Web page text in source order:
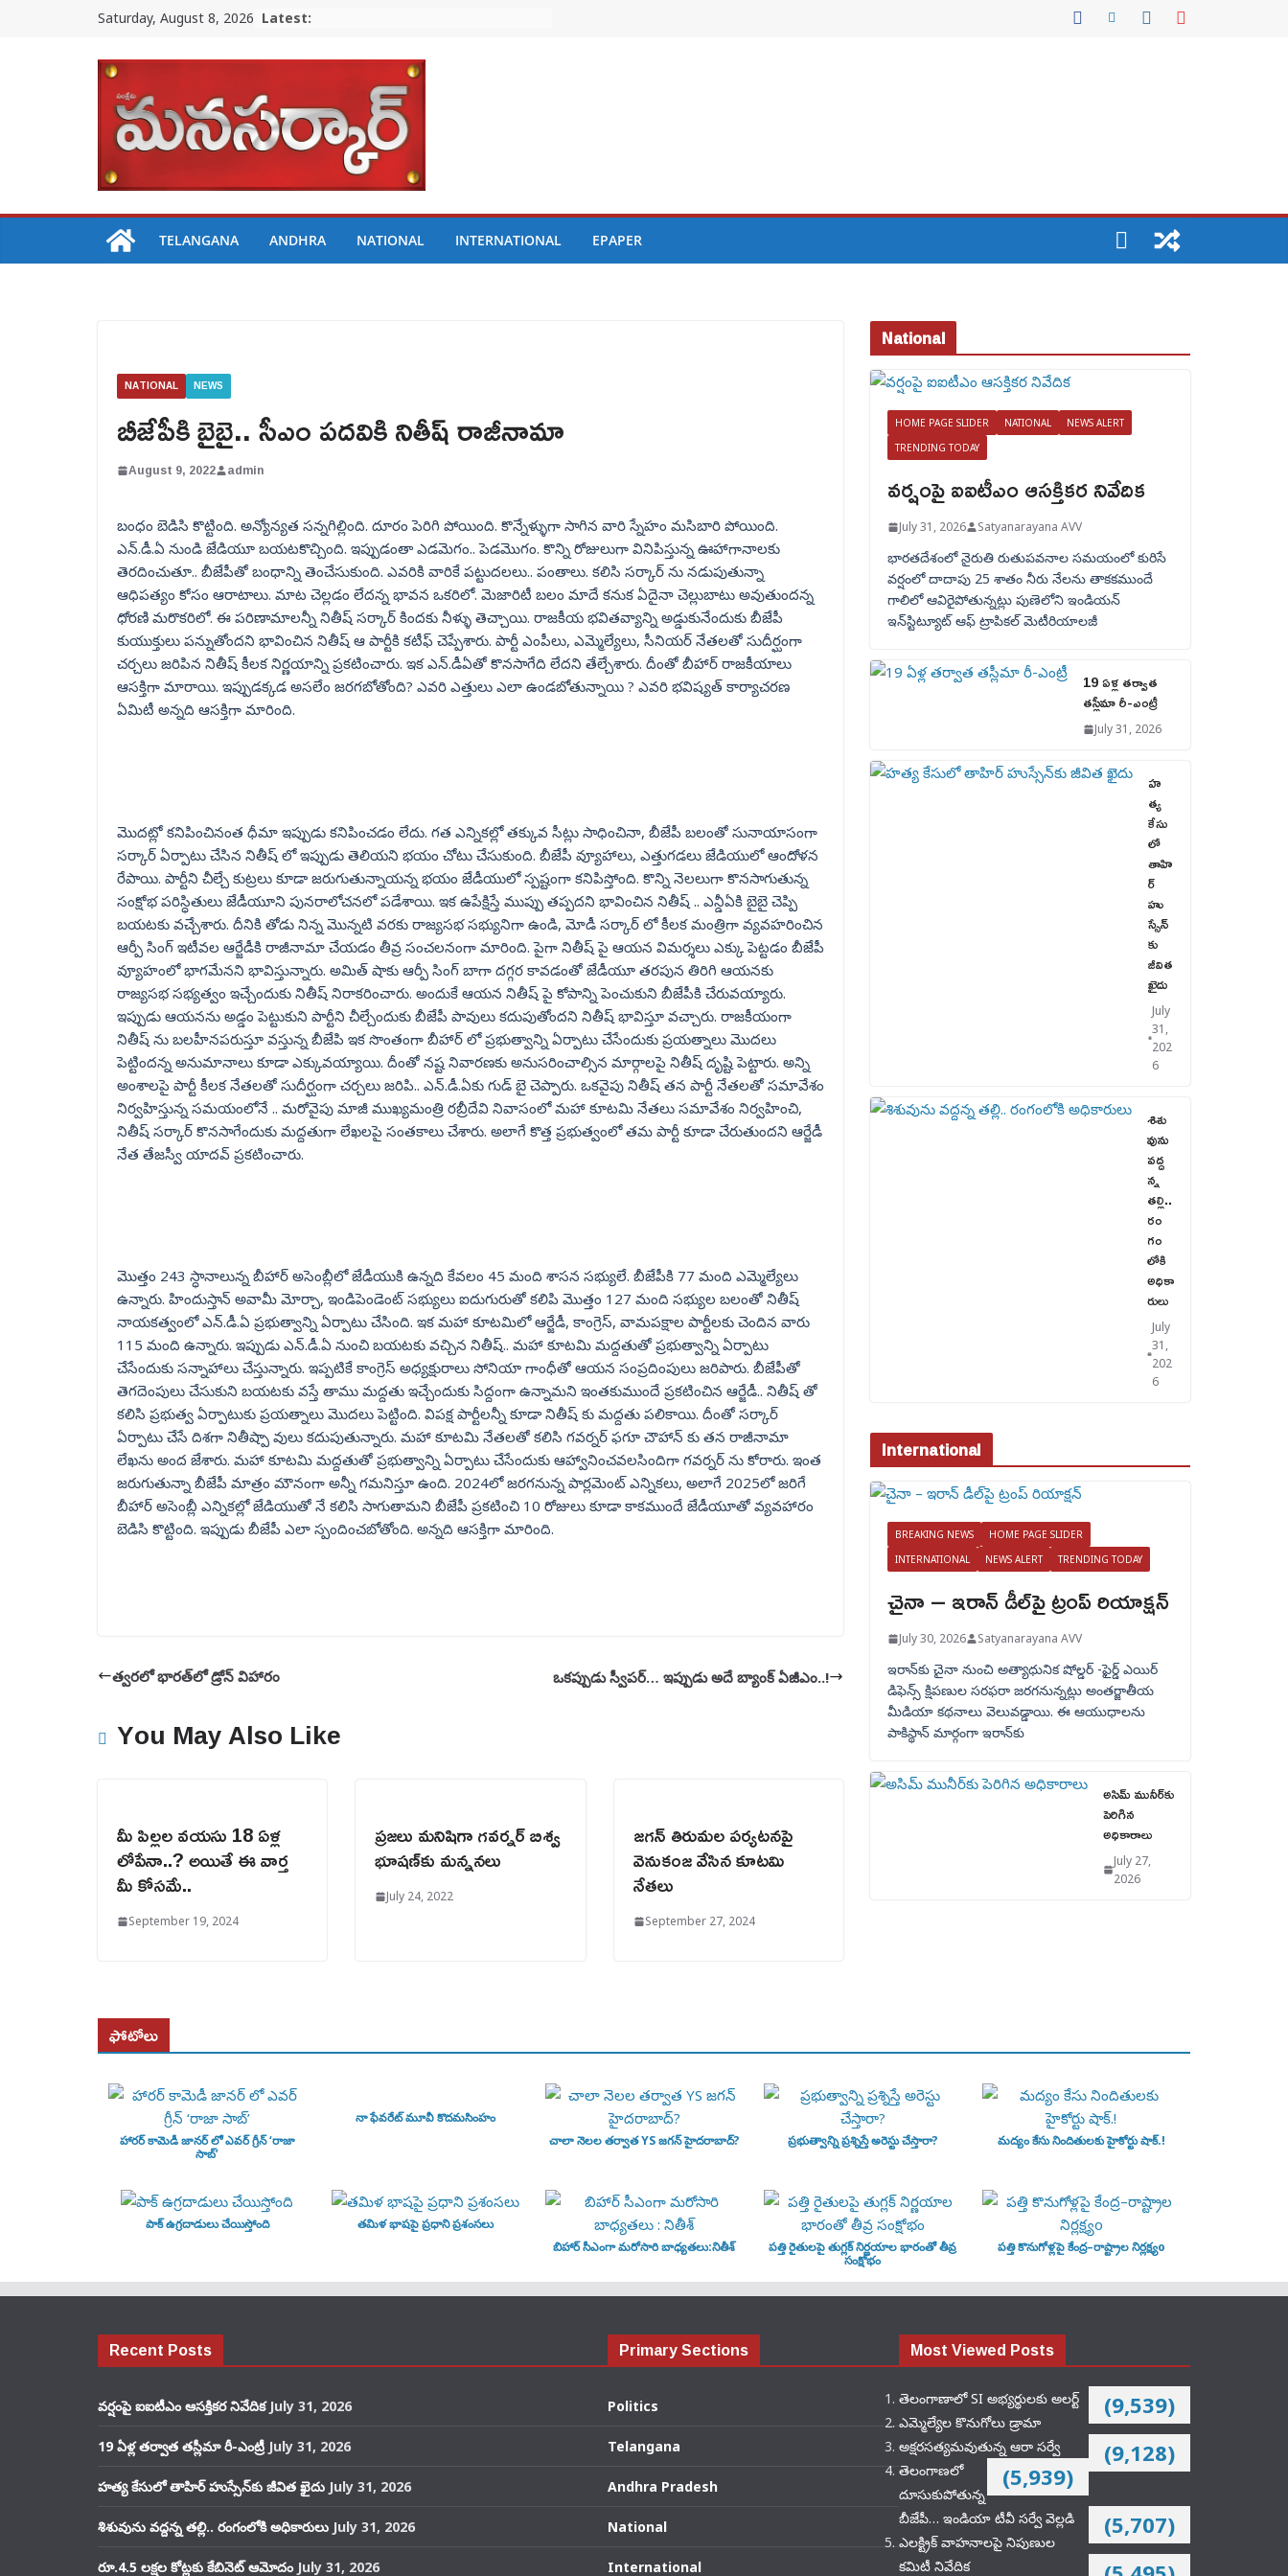
Saturday, August 8, 2026 Latest:
TELANGANA ANDHRA NATIONAL INTERNATIONAL EPAPER
NATIONAL NEWS
బీజేపీకి బైబై.. సీఎం పదవికి నితీష్ రాజీనామా
August 9, 2022 admin
బంధం బెడిసి కొట్టింది. అన్యోన్యత సన్నగిల్లింది. దూరం పెరిగి పోయింది. కొన్నేళ్ళుగా సాగిన వారి స్నేహం మసిబారి పోయింది.
ఎన్.డీ.ఏ నుండి జేడియూ బయటకొచ్చింది. ఇప్పుడంతా ఎడమెగం.. పెడమొగం. కొన్ని రోజులుగా వినిపిస్తున్న ఊహాగానాలకు
తెరదించుతూ.. బీజేపీతో బంధాన్ని తెంచేసుకుంది. ఎవరికి వారికే పట్టుదలలు.. పంతాలు. కలిసి సర్కార్ ను నడుపుతున్నా
ఆధిపత్యం కోసం ఆరాటాలు. మాట చెల్లడం లేదన్న భావన ఒకరిలో. మెజారిటీ బలం మాదే కనుక ఏదైనా చెల్లుబాటు అవుతుందన్న
ధోరణి మరొకరిలో. ఈ పరిణామాలన్నీ నితీష్ సర్కార్ కిందకు నీళ్ళు తెచ్చాయి. రాజకీయ భవితవ్యాన్ని అడ్డుకునేందుకు బీజేపీ
కుయుక్తులు పన్నుతోందని భావించిన నితీష్ ఆ పార్టీకి కటీఫ్ చెప్పేశారు. పార్టీ ఎంపీలు, ఎమ్మెల్యేలు, సీనియర్ నేతలతో సుదీర్ఘంగా
చర్చలు జరిపిన నితీష్ కీలక నిర్ణయాన్ని ప్రకటించారు. ఇక ఎన్.డీఏతో కొనసాగేది లేదని తేల్చేశారు. దీంతో బీహార్ రాజకీయాలు
ఆసక్తిగా మారాయి. ఇప్పుడక్కడ అసలేం జరగబోతోంది? ఎవరి ఎత్తులు ఎలా ఉండబోతున్నాయి ? ఎవరి భవిష్యత్ కార్యాచరణ
ఏమిటీ అన్నది ఆసక్తిగా మారింది.
మొదట్లో కనిపించినంత ధీమా ఇప్పుడు కనిపించడం లేదు. గత ఎన్నికల్లో తక్కువ సీట్లు సాధించినా, బీజేపీ బలంతో సునాయాసంగా
సర్కార్ ఏర్పాటు చేసిన నితీష్ లో ఇప్పుడు తెలియని భయం చోటు చేసుకుంది. బీజేపీ వ్యూహాలు, ఎత్తుగడలు జేడియులో ఆందోళన
రేపాయి. పార్టీని చీల్చే కుట్రలు కూడా జరుగుతున్నాయన్న భయం జేడీయులో స్పష్టంగా కనిపిస్తోంది. కొన్ని నెలలుగా కొనసాగుతున్న
సంక్షోభ పరిస్ధితులు జేడీయూని పునరాలోచనలో పడేశాయి. ఇక ఉపేక్షిస్తే ముప్పు తప్పదని భావించిన నితీష్ .. ఎన్డీఏకి బైబై చెప్పి
బయటకు వచ్చేశారు. దీనికి తోడు నిన్న మొన్నటి వరకు రాజ్యసభ సభ్యునిగా ఉండి, మోడీ సర్కార్ లో కీలక మంత్రిగా వ్యవహరించిన
ఆర్పీ సింగ్ ఇటీవల ఆర్జేడీకి రాజీనామా చేయడం తీవ్ర సంచలనంగా మారింది. పైగా నితీష్ పై ఆయన విమర్శలు ఎక్కు పెట్టడం బీజేపీ
వ్యూహంలో భాగమేనని భావిస్తున్నారు. అమిత్ షాకు ఆర్పీ సింగ్ బాగా దగ్గర కావడంతో జేడీయూ తరపున తిరిగి ఆయనకు
రాజ్యసభ సభ్యత్వం ఇచ్చేందుకు నితీష్ నిరాకరించారు. అందుకే ఆయన నితీష్ పై కోపాన్ని పెంచుకుని బీజేపీకి చేరువయ్యారు.
ఇప్పుడు ఆయనను అడ్డం పెట్టుకుని పార్టీని చీల్చేందుకు బీజేపీ పావులు కదుపుతోందని నితీష్ భావిస్తూ వచ్చారు. రాజకీయంగా
నితీష్ ను బలహీనపరుస్తూ వస్తున్న బీజేపి ఇక సొంతంగా బీహార్ లో ప్రభుత్వాన్ని ఏర్పాటు చేసేందుకు ప్రయత్నాలు మొదలు
పెట్టిందన్న అనుమానాలు కూడా ఎక్కువయ్యాయి. దీంతో నష్ట నివారణకు అనుసరించాల్సిన మార్గాలపై నితీష్ దృష్టి పెట్టారు. అన్ని
అంశాలపై పార్టీ కీలక నేతలతో సుదీర్ఘంగా చర్చలు జరిపి.. ఎన్.డీ.ఏకు గుడ్ బై చెప్పారు. ఒకవైపు నితీష్ తన పార్టీ నేతలతో సమావేశం
నిర్వహిస్తున్న సమయంలోనే .. మరోవైపు మాజీ ముఖ్యమంత్రి రబ్రీదేవి నివాసంలో మహా కూటమి నేతలు సమావేశం నిర్వహించి,
నితీష్ సర్కార్ కొనసాగేందుకు మద్దతుగా లేఖలపై సంతకాలు చేశారు. అలాగే కొత్త ప్రభుత్వంలో తమ పార్టీ కూడా చేరుతుందని ఆర్జేడీ
నేత తేజస్వీ యాదవ్ ప్రకటించారు.
మొత్తం 243 స్ధానాలున్న బీహార్ అసెంబ్లీలో జేడీయుకి ఉన్నది కేవలం 45 మంది శాసన సభ్యులే. బీజేపీకి 77 మంది ఎమ్మెల్యేలు
ఉన్నారు. హిందుస్తాన్ అవామీ మోర్చా, ఇండిపెండెంట్ సభ్యులు ఐదుగురుతో కలిపి మొత్తం 127 మంది సభ్యుల బలంతో నితీష్
నాయకత్వంలో ఎన్.డీ.ఏ ప్రభుత్వాన్ని ఏర్పాటు చేసింది. ఇక మహా కూటమిలో ఆర్జేడీ, కాంగ్రెస్, వామపక్షాల పార్టీలకు చెందిన వారు
115 మంది ఉన్నారు. ఇప్పుడు ఎన్.డీ.ఏ నుంచి బయటకు వచ్చిన నితీష్.. మహా కూటమి మద్దతుతో ప్రభుత్వాన్ని ఏర్పాటు
చేసేందుకు సన్నాహాలు చేస్తున్నారు. ఇప్పటికే కాంగ్రెస్ అధ్యక్షురాలు సోనియా గాంధీతో ఆయన సంప్రదింపులు జరిపారు. బీజేపీతో
తెగదెంపులు చేసుకుని బయటకు వస్తే తాము మద్దతు ఇచ్చేందుకు సిద్దంగా ఉన్నామని ఇంతకుముందే ప్రకటించిన ఆర్జేడీ.. నితీష్ తో
కలిసి ప్రభుత్వ ఏర్పాటుకు ప్రయత్నాలు మొదలు పెట్టింది. విపక్ష పార్టీలన్నీ కూడా నితీష్ కు మద్దతు పలికాయి. దీంతో సర్కార్
ఏర్పాటు చేసే దిశగా నితీష్పా వులు కదుపుతున్నారు. మహా కూటమి నేతలతో కలిసి గవర్నర్ ఫగూ చౌహాన్ కు తన రాజీనామా
లేఖను అంద జేశారు. మహా కూటమి మద్దతుతో ప్రభుత్వాన్ని ఏర్పాటు చేసేందుకు ఆహ్వానించవలసిందిగా గవర్నర్ ను కోరారు. ఇంత
జరుగుతున్నా బీజేపీ మాత్రం మౌనంగా అన్నీ గమనిస్తూ ఉంది. 2024లో జరగనున్న పార్లమెంట్ ఎన్నికలు, అలాగే 2025లో జరిగే
బీహార్ అసెంబ్లీ ఎన్నికల్లో జేడియుతో నే కలిసి సాగుతామని బీజేపీ ప్రకటించి 10 రోజులు కూడా కాకముందే జేడీయూతో వ్యవహారం
బెడిసి కొట్టింది. ఇప్పుడు బీజేపీ ఎలా స్పందించబోతోంది. అన్నది ఆసక్తిగా మారింది.
త్వరలో భారత్‌లో డ్రోన్ విహారం ఒకప్పుడు స్వీపర్‌… ఇప్పుడు అదే బ్యాంక్‌ ఏజీఎం..!
You May Also Like
మీ పిల్లల వయసు 18 ఏళ్ల
లోపేనా..? అయితే ఈ వార్త
మీ కోసమే..
September 19, 2024
ప్రజలు మనిషిగా గవర్నర్ బిశ్వ
భూషణ్‌కు మన్ననలు
July 24, 2022
జగన్ తిరుమల పర్యటనపై
వెనుకంజ వేసిన కూటమి
నేతలు
September 27, 2024
National
HOME PAGE SLIDER NATIONAL
NEWS ALERT
TRENDING TODAY
వర్షంపై ఐఐటీఎం ఆసక్తికర నివేదిక
July 31, 2026 Satyanarayana AVV
భారతదేశంలో నైరుతి రుతుపవనాల సమయంలో కురిసే
వర్షంలో దాదాపు 25 శాతం నీరు నేలను తాకకముందే
గాలిలో ఆవిరైపోతున్నట్లు పుణెలోని ఇండియన్
ఇన్‌స్టిట్యూట్ ఆఫ్ ట్రాపికల్ మెటీరియాలజీ
19 ఏళ్ల తర్వాత
తస్లీమా రీ-ఎంట్రీ
July 31, 2026
హ
త్య
కేసు
లో
తాహి
ర్
హు
స్సేన్‌
కు
జీవిత
ఖైదు
July
31,
202
6
శిశు
వును
వద్ద
న్న
తల్లి..
రం
గం
లోకి
అధికా
రులు
July
31,
202
6
International
BREAKING NEWS
HOME PAGE SLIDER
INTERNATIONAL
NEWS ALERT TRENDING TODAY
చైనా – ఇరాన్ డీల్‌పై ట్రంప్ రియాక్షన్
July 30, 2026 Satyanarayana AVV
ఇరాన్‌కు చైనా నుంచి అత్యాధునిక షోల్డర్‌ -ఫైర్డ్ ఎయిర్
డిఫెన్స్ క్షిపణుల సరఫరా జరగనున్నట్లు అంతర్జాతీయ
మీడియా కథనాలు వెలువడ్డాయి. ఈ ఆయుధాలను
పాకిస్థాన్‌ మార్గంగా ఇరాన్‌కు
అసిమ్ మునీర్‌కు
పెరిగిన
అధికారాలు
July 27,
2026
ఫోటోలు
హారర్ కామెడీ జానర్ లో ఎవర్ గ్రీన్ ‘రాజా
సాబ్’
నా ఫేవరేట్ మూవీ కొదమసింహం
చాలా నెలల తర్వాత YS జగన్ హైదరాబాద్?
ప్రభుత్వాన్ని ప్రశ్నిస్తే అరెస్టు చేస్తారా? మద్యం కేసు నిందితులకు హైకోర్టు షాక్.!
పాక్ ఉగ్రదాడులు చేయిస్తోంది
తమిళ భాషపై ప్రధాని ప్రశంసలు
బిహార్ సీఎంగా మరోసారి బాధ్యతలు:నితీశ్
పత్తి రైతులపై తుగ్లక్‌ నిర్ణయాల భారంతో తీవ్ర
సంక్షోభం
పత్తి కొనుగోళ్లపై కేంద్ర–రాష్ట్రాల నిర్లక్ష్యo
Recent Posts
వర్షంపై ఐఐటీఎం ఆసక్తికర నివేదిక July 31, 2026
19 ఏళ్ల తర్వాత తస్లీమా రీ-ఎంట్రీ July 31, 2026
హత్య కేసులో తాహిర్ హుస్సేన్‌కు జీవిత ఖైదు July 31, 2026
శిశువును వద్దన్న తల్లి.. రంగంలోకి అధికారులు July 31, 2026
రూ.4.5 లక్షల కోట్లకు కేబినెట్ ఆమోదం July 31, 2026
Primary Sections
Politics
Telangana
Andhra Pradesh
National
International
Most Viewed Posts
తెలంగాణాలో SI అభ్యర్థులకు అలర్ట్ (9,539)
ఎమ్మెల్యేల కొనుగోలు డ్రామా
(9,128)
అక్షరసత్యమవుతున్న ఆరా సర్వే
(5,939)
తెలంగాణలో
దూసుకుపోతున్న
బీజేపీ… ఇండియా టీవీ సర్వే వెల్లడి
(5,707)
ఎలక్ట్రిక్‌ వాహనాలపై నిపుణుల
కమిటీ నివేదిక